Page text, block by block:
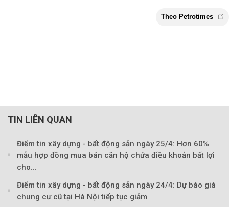
TIN LIÊN QUAN
Điểm tin xây dựng - bất động sản ngày 25/4: Hơn 60%
mẫu hợp đồng mua bán căn hộ chứa điều khoản bất lợi
cho...
Điểm tin xây dựng - bất động sản ngày 24/4: Dự báo giá
chung cư cũ tại Hà Nội tiếp tục giảm